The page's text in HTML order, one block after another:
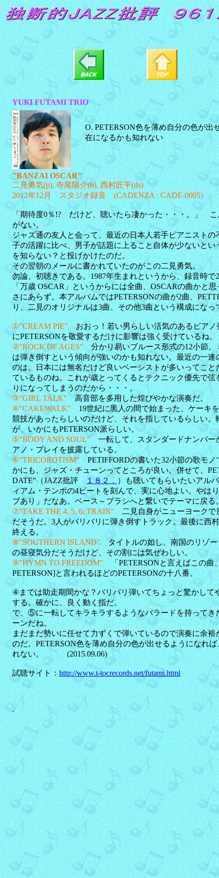
YUKI FUTAMI TRIO
O. PETERSON色を薄め自分の色が出
在になるかも知れない
"BANZAI OSCAR"
二見勇気(p), 寺尾陽介(b), 西村匠平(ds)
2012年12月 スタジオ録音 (CADENZA : CADE-0005)
「期待度0％!? だけど、聴いたら凄かった・・・。」 こ
がない。
ジャズ通の友人と会って、最近の日本人若手ピアニスト
子の活躍に比べ、男子が話題に上ること自体が少ないと
を知らない？と投げかけたのだ。
その翌朝のメールに書かれていたのがこの二見勇気。
勿論、初聴きである。1987年生まれというから、録音時で
「万歳 OSCAR」というからには全曲、OSCARの曲かと思
さにあらず。本アルバムではPETERSONの曲が2曲、
り、二見のオリジナルは3曲、その他3曲という構成になっ
①"CREAM PIE"おおっ！若い男らしい活気のあるピア
にPETERSONを敬愛するだけに影響は強く受けているね。
②"ROCK OF AGES"分かり易いブルース形式の12小節
は弾き倒すという傾向が強いのかも知れない。最近の一
のは、日本には無名だけど良いベーシストが多いってこ
ているものね。これが歳とってくるとテクニック優先で
りになってしまうのだから・・・。
③"GIRL TALK"高音部を多用した煌びやかな演奏だ。
④"CAKEWALK"19世紀に黒人の間で始まった、ケーキ
競技があったらしいのだけど、それを指しているらしい
が、いかにもPETERSON派らしい。
⑤"BODY AND SOUL" 一転して、スタンダードナンバ
アノ・プレイを披露している。
⑥"TRICOROTISM"PETIFFORDの書いた32小節の歌モ
かにも、ジャズ・チューンってところが良い。併せて、
DATE"（JAZZ批評１８２．）も聴いてもらいたいアル
ィアム・テンポの4ビートを刻んで、実に心地よい。やは
ブあり」だなあ。ベース～ブラシへと繋いでテーマに戻る
⑦"TAKE THE 4, 5, 6, TRAIN"二見自身がニューヨークで
だそうだ。3人がバリバリに弾き倒すトラック。最後に西
終える。
⑧"SOUTHERN ISLAND"タイトルの如し、南国のリゾ
の昼寝気分だそうだけど、その割には気ぜわしい。
⑨"HYMN TO FREEDOM"「PETERSONと言えばこの曲
PETERSON]と言われるほどのPETERSONの十八番。
④までは助走期間かな？バリバリ弾いてちょっと驚かして
する。確かに、良く動く指だ。
で、⑤に一転してキラキラするようなバラードを持ってき
ーンだね。
まだまだ勢いに任せて力ずくで弾いているので演奏に余
のだ。PETERSON色を薄め自分の色が出せるようになれ
れない。 (2015.09.06)
試聴サイト：http://www.t-tocrecords.net/futami.html
.